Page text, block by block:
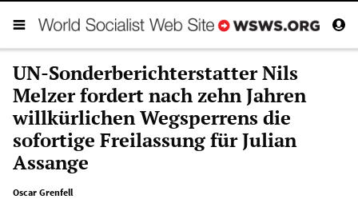
UN-Sonderberichterstatter Nils
Melzer fordert nach zehn Jahren
willkürlichen Wegsperrens die
sofortige Freilassung für Julian
Assange
Oscar Grenfell